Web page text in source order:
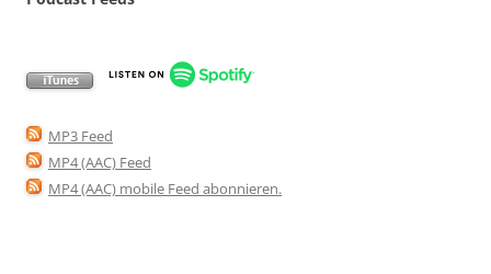
MP3 Feed
MP4 (AAC) Feed
MP4 (AAC) mobile Feed abonnieren.